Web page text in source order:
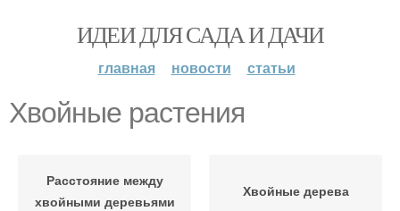
ИДЕИ ДЛЯ САДА И ДАЧИ
главная новости статьи
Хвойные растения
Расстояние между
хвойными деревьями
Хвойные дерева